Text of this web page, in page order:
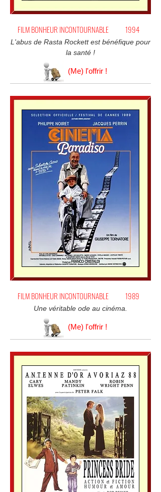
FILM BONHEUR INCONTOURNABLE 1994
L'abus de Rasta Rockett est bénéfique pour
la santé !
(Me) l'offrir !
FILM BONHEUR INCONTOURNABLE 1989
Une véritable ode au cinéma.
(Me) l'offrir !